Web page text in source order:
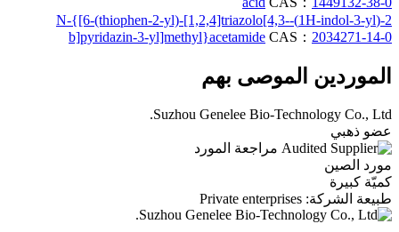
2-(1H-indol-3-yl)-N-{[6-(thiophen-2-yl)-[1,2,4]triazolo[4,3-
b]pyridazin-3-yl]methyl}acetamide CAS： 2034271-14-0
الموردين الموصى بهم
Suzhou Genelee Bio-Technology Co., Ltd.
عضو ذهبي
مراجعة المورد
مورد الصين
كميّة كبيرة
طبيعة الشركة: Private enterprises